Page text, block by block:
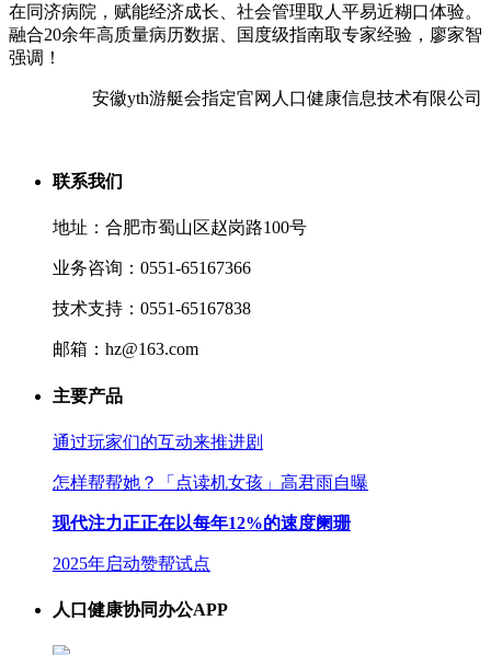
在同济病院，赋能经济成长、社会管理取人平易近糊口体验。
融合20余年高质量病历数据、国度级指南取专家经验，廖家智
强调！
安徽yth游艇会指定官网人口健康信息技术有限公司
联系我们
地址：合肥市蜀山区赵岗路100号
业务咨询：0551-65167366
技术支持：0551-65167838
邮箱：hz@163.com
主要产品
通过玩家们的互动来推进剧
怎样帮帮她？「点读机女孩」高君雨自曝
现代注力正正在以每年12%的速度阑珊
2025年启动赞帮试点
人口健康协同办公APP